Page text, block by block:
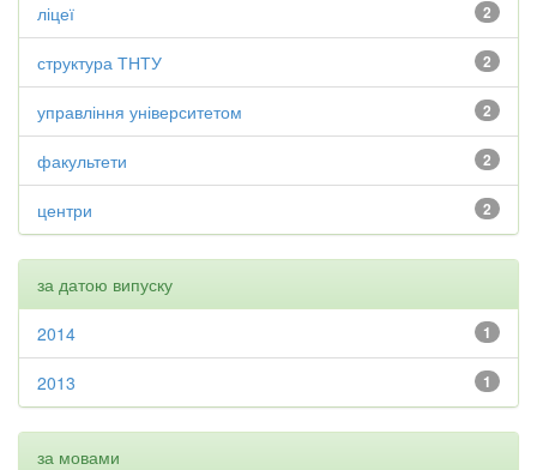
2
ліцеї
2
структура ТНТУ
2
управління університетом
2
факультети
2
центри
за датою випуску
1
2014
1
2013
за мовами